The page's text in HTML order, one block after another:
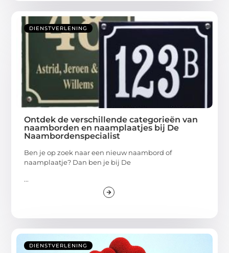
DIENSTVERLENING
Ontdek de verschillende categorieën van
naamborden en naamplaatjes bij De
Naambordenspecialist
Ben je op zoek naar een nieuw naambord of
naamplaatje? Dan ben je bij De
...
DIENSTVERLENING